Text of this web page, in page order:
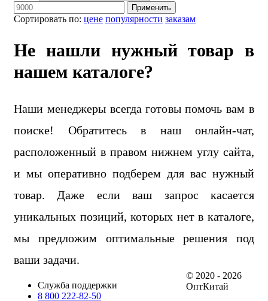
Сортировать по: цене популярности заказам
Применить
Не нашли нужный товар в
нашем каталоге?
Наши менеджеры всегда готовы помочь вам в
поиске! Обратитесь в наш онлайн-чат,
расположенный в правом нижнем углу сайта,
и мы оперативно подберем для вас нужный
товар. Даже если ваш запрос касается
уникальных позиций, которых нет в каталоге,
мы предложим оптимальные решения под
ваши задачи.
Служба поддержки
8 800 222-82-50
© 2020 - 2026
ОптКитай